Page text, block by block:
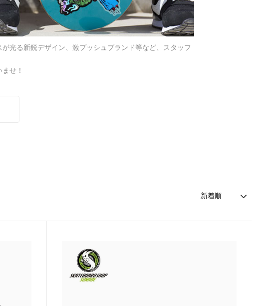
PROTECTOR
プロテクター
HELMET
ヘルメット
光る新鋭デザイン、激プッシュブランド等など、スタッフ
せ！